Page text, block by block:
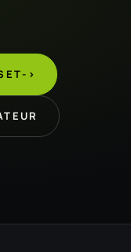
->